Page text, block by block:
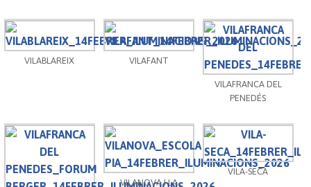
VILABLAREIX VILAFANT
VILAFRANCA DEL
PENEDÈS
VILANOVA I LA
VILA-SECA